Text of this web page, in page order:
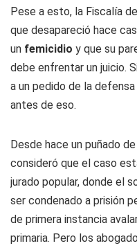
Pese a esto, la Fiscalía
que desapareció hace
un femicidio y que su
debe enfrentar un juicio.
a un pedido de la
antes de eso.
Desde hace un puñado
consideró que el caso
jurado popular, donde el
ser condenado a prisión
de primera instancia
primaria. Pero los